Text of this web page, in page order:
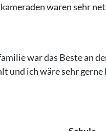
waren sehr
war das Beste an
und ich wäre sehr gerne